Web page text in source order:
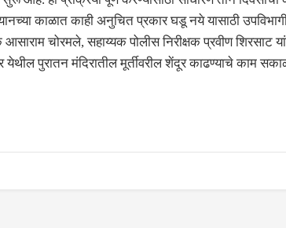
काळात काही अनुचित प्रकार घडू नये यासाठी
आसाराम चोरमले, सहाय्यक पोलीस निरीक्षक प्रवीण शिरसाट
येथील पुरातन मंदिरातील मूर्तीवरील शेंदूर काढण्याचे काम